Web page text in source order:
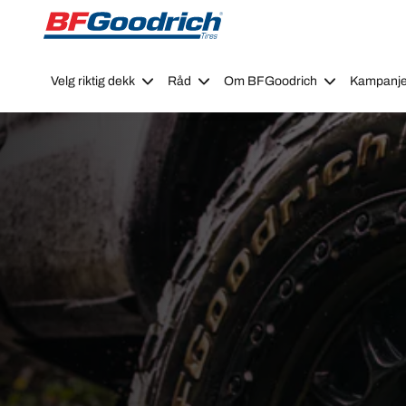
Go to page content Go to page navigation
Velg riktig dekk Råd Om BFGoodrich